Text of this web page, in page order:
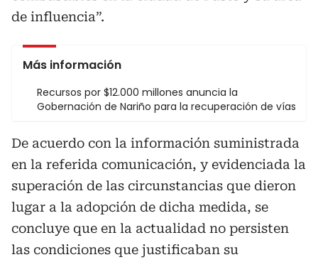
de influencia”.
Más información
Recursos por $12.000 millones anuncia la
Gobernación de Nariño para la recuperación de vías
De acuerdo con la información suministrada
en la referida comunicación, y evidenciada la
superación de las circunstancias que dieron
lugar a la adopción de dicha medida, se
concluye que en la actualidad no persisten
las condiciones que justificaban su